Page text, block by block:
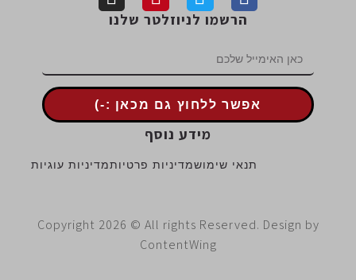
הרשמו לניוזלטר שלנו
אפשר ללחוץ גם מכאן :-)
מידע נוסף
תנאי שימושמדיניות פרטיותמדיניות עוגיות
Copyright 2026 © All rights Reserved. Design
ContentWing